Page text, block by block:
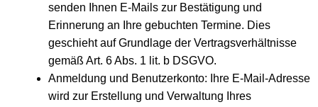
senden Ihnen E-Mails zur Bestätigung und
Erinnerung an Ihre gebuchten Termine. Dies
geschieht auf Grundlage der Vertragsverhältnisse
gemäß Art. 6 Abs. 1 lit. b DSGVO.
Anmeldung und Benutzerkonto: Ihre E-Mail-Adresse
wird zur Erstellung und Verwaltung Ihres